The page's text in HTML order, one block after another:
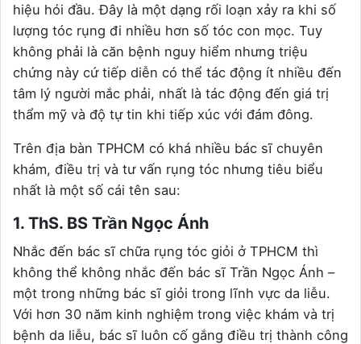
hiệu hói đầu. Đây là một dạng rối loạn xảy ra khi số
lượng tóc rụng đi nhiều hơn số tóc con mọc. Tuy
không phải là căn bệnh nguy hiểm nhưng triệu
chứng này cứ tiếp diễn có thể tác động ít nhiều đến
tâm lý người mắc phải, nhất là tác động đến giá trị
thẩm mỹ và độ tự tin khi tiếp xúc với đám đông.
Trên địa bàn TPHCM có khá nhiều bác sĩ chuyên
khám, điều trị và tư vấn rụng tóc nhưng tiêu biểu
nhất là một số cái tên sau:
1. ThS. BS Trần Ngọc Ánh
Nhắc đến bác sĩ chữa rụng tóc giỏi ở TPHCM thì
không thể không nhắc đến bác sĩ Trần Ngọc Ánh –
một trong những bác sĩ giỏi trong lĩnh vực da liễu.
Với hơn 30 năm kinh nghiệm trong việc khám và trị
bệnh da liễu, bác sĩ luôn cố gắng điều trị thành công